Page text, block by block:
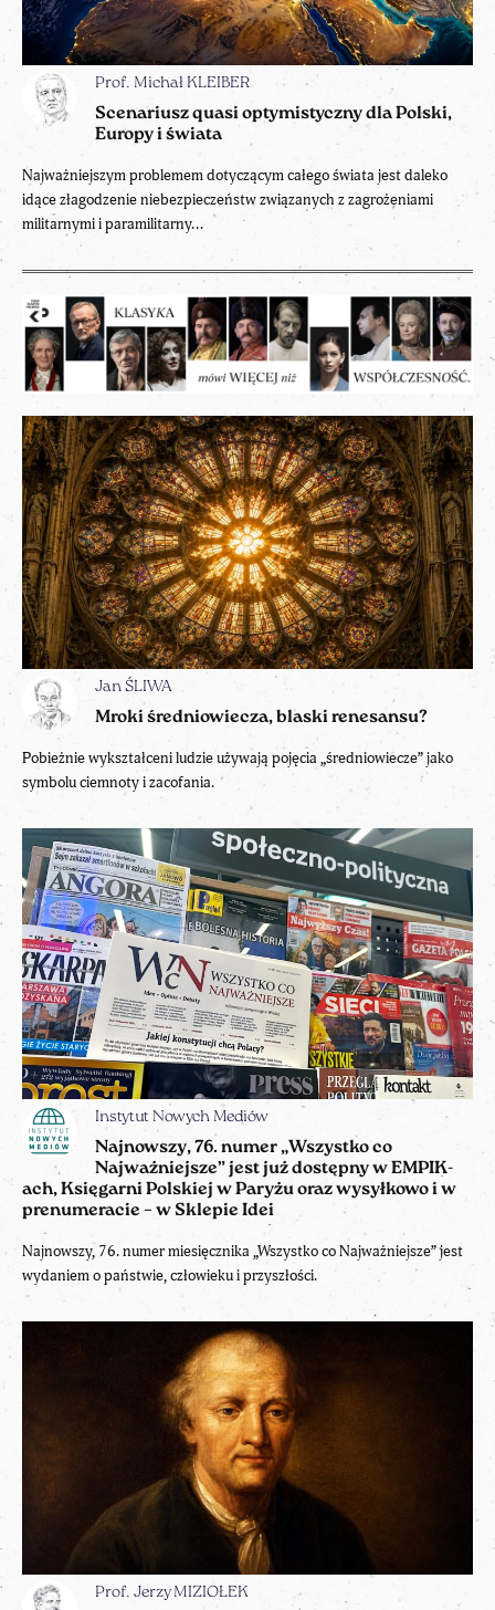
Prof. Michał KLEIBER
Scenariusz quasi optymistyczny dla Polski,
Europy i świata
Najważniejszym problemem dotyczącym całego świata jest daleko
idące złagodzenie niebezpieczeństw związanych z zagrożeniami
militarnymi i paramilitarny...
Jan ŚLIWA
Mroki średniowiecza, blaski renesansu?
Pobieżnie wykształceni ludzie używają pojęcia „średniowiecze” jako
symbolu ciemnoty i zacofania.
Instytut Nowych Mediów
Najnowszy, 76. numer „Wszystko co
Najważniejsze” jest już dostępny w EMPIK-
ach, Księgarni Polskiej w Paryżu oraz wysyłkowo i w
prenumeracie – w Sklepie Idei
Najnowszy, 76. numer miesięcznika „Wszystko co Najważniejsze” jest
wydaniem o państwie, człowieku i przyszłości.
Prof. Jerzy MIZIOŁEK